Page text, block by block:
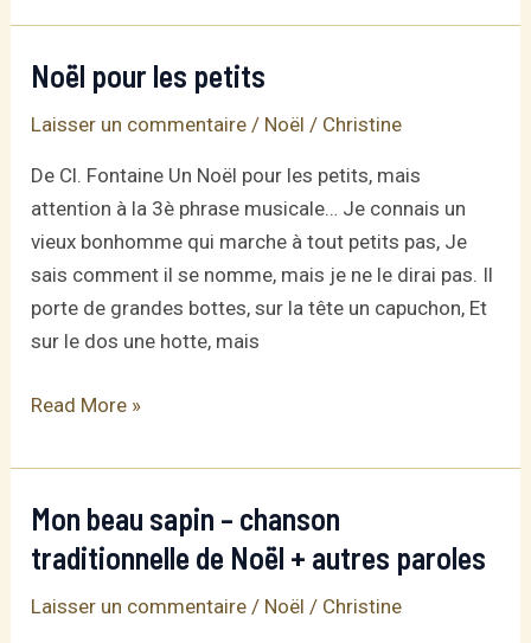
Noël pour les petits
Laisser un commentaire / Noël / Christine
De Cl. Fontaine Un Noël pour les petits, mais
attention à la 3è phrase musicale… Je connais un
vieux bonhomme qui marche à tout petits pas, Je
sais comment il se nomme, mais je ne le dirai pas. Il
porte de grandes bottes, sur la tête un capuchon, Et
sur le dos une hotte, mais
Noël
les
petits
Read More »
Mon beau sapin – chanson
traditionnelle de Noël + autres paroles
Laisser un commentaire / Noël / Christine